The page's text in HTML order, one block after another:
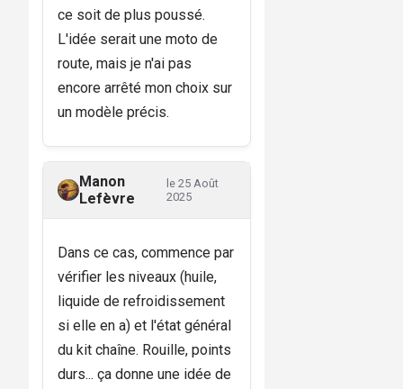
ce soit de plus poussé.
L'idée serait une moto de
route, mais je n'ai pas
encore arrêté mon choix sur
un modèle précis.
Manon
Lefèvre
le 25 Août
2025
Dans ce cas, commence par
vérifier les niveaux (huile,
liquide de refroidissement
si elle en a) et l'état général
du kit chaîne. Rouille, points
durs... ça donne une idée de